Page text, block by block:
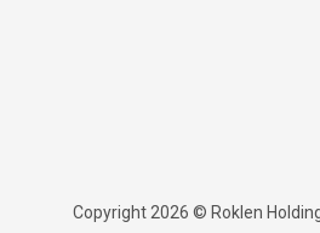
Copyright 2026 © Roklen